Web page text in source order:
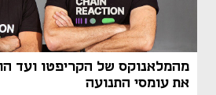
מהמלאנוקס של הקריפטו ועד
את עומסי התנועה